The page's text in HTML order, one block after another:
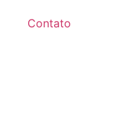
Contato